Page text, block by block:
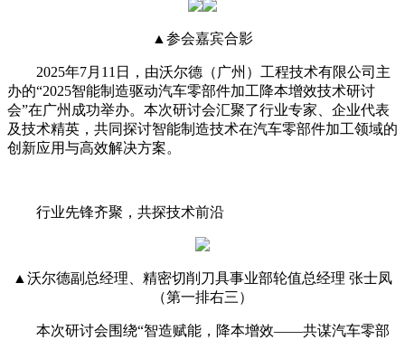
▲参会嘉宾合影
2025年7月11日，由沃尔德（广州）工程技术有限公司主
办的“2025智能制造驱动汽车零部件加工降本增效技术研讨
会”在广州成功举办。本次研讨会汇聚了行业专家、企业代表
及技术精英，共同探讨智能制造技术在汽车零部件加工领域的
创新应用与高效解决方案。
行业先锋齐聚，共探技术前沿
▲沃尔德副总经理、精密切削刀具事业部轮值总经理 张士凤
（第一排右三）
本次研讨会围绕“智造赋能，降本增效——共谋汽车零部